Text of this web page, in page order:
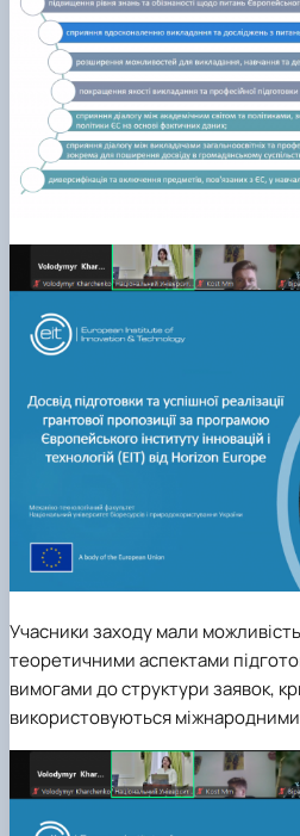
Учасники заходу мали
теоретичними аспектами
вимогами до структури заявок,
використовуються